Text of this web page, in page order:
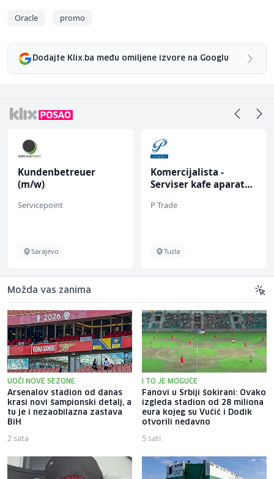
Oracle promo
Dodajte Klix.ba među omiljene izvore na Googlu
Kundenbetreuer
(m/w)
Servicepoint
Sarajevo
Komercijalista -
Serviser kafe aparata
P Trade
Tuzla
Možda vas zanima
UOČI NOVE SEZONE
Arsenalov stadion od danas
krasi novi šampionski detalj, a
tu je i nezaobilazna zastava
BiH
2 sata
I TO JE MOGUĆE
Fanovi u Srbiji šokirani: Ovako
izgleda stadion od 28 miliona
eura kojeg su Vučić i Dodik
otvorili nedavno
5 sati